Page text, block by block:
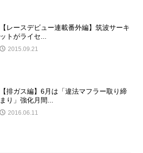
【レースデビュー連載番外編】筑波サーキ
ットがライセ...
2015.09.21
【排ガス編】6月は「違法マフラー取り締
まり」強化月間...
2016.06.11